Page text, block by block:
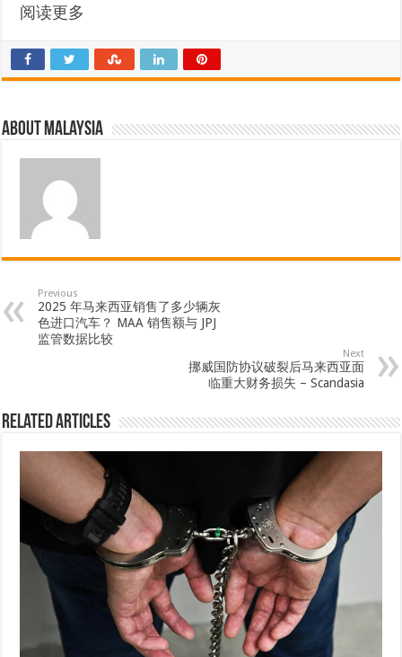
阅读更多
About Malaysia
Previous
2025 年马来西亚销售了多少辆灰
色进口汽车？ MAA 销售额与 JPJ
监管数据比较
Next
挪威国防协议破裂后马来西亚面
临重大财务损失 – Scandasia
Related Articles